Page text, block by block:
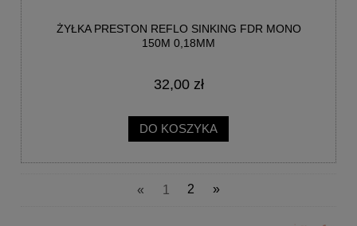
ŻYŁKA PRESTON REFLO SINKING FDR MONO
150M 0,18MM
32,00 zł
DO KOSZYKA
« 1 2 »